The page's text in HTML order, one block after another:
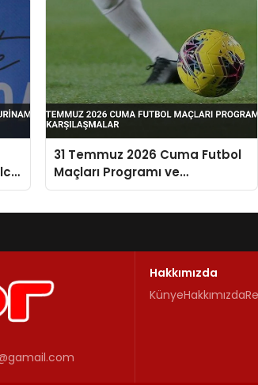
31 Temmuz 2026 Cuma Futbol
Maçları Programı ve
Karşılaşmalar
Hakkımızda
KünyeHakkımızda